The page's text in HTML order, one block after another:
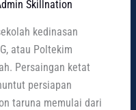
Skillnation
kedinasan
atau Poltekim
Persaingan ketat
persiapan
taruna memulai dari